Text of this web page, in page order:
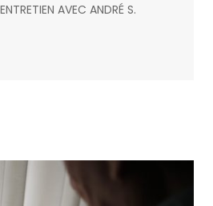
AVEC ANDRÉ S.